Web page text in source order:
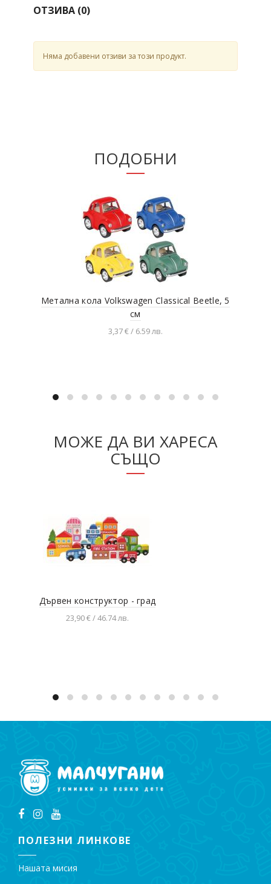
ОТЗИВА (0)
Няма добавени отзиви за този продукт.
ПОДОБНИ
Метална кола Volkswagen Classical Beetle, 5
см
3,37 € / 6.59 лв.
МОЖЕ ДА ВИ ХАРЕСА
СЪЩО
Дървен конструктор - град
23,90 € / 46.74 лв.
ПОЛЕЗНИ ЛИНКОВЕ
Нашата мисия